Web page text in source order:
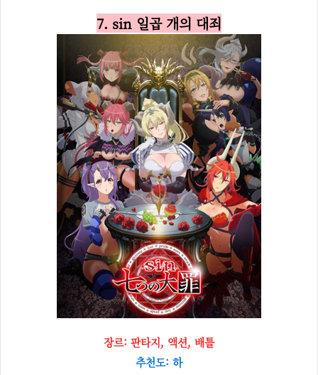
7. sin 일곱 개의 대죄
장르: 판타지, 액션, 배틀
추천도: 하